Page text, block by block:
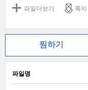
파일더보기 쪽지
찜하기
파일명